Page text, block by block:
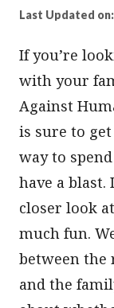
Last Updated on:
If you’re
with your
Against
is sure to
way to
have a blast.
closer look
much fun.
between the
and the